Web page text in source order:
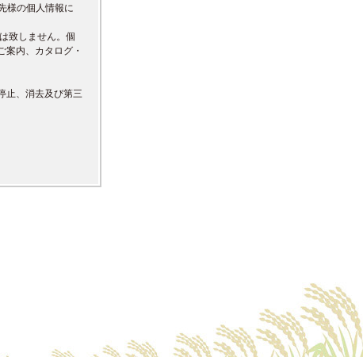
様の個人情報に
致しません。個
内、カタログ・
止、消去及び第三